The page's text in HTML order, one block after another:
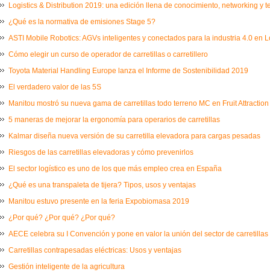
Logistics & Distribution 2019: una edición llena de conocimiento, networking y
¿Qué es la normativa de emisiones Stage 5?
ASTI Mobile Robotics: AGVs inteligentes y conectados para la industria 4.0 en
Cómo elegir un curso de operador de carretillas o carretillero
Toyota Material Handling Europe lanza el Informe de Sostenibilidad 2019
El verdadero valor de las 5S
Manitou mostró su nueva gama de carretillas todo terreno MC en Fruit Attraction
5 maneras de mejorar la ergonomía para operarios de carretillas
Kalmar diseña nueva versión de su carretilla elevadora para cargas pesadas
Riesgos de las carretillas elevadoras y cómo prevenirlos
El sector logístico es uno de los que más empleo crea en España
¿Qué es una transpaleta de tijera? Tipos, usos y ventajas
Manitou estuvo presente en la feria Expobiomasa 2019
¿Por qué? ¿Por qué? ¿Por qué?
AECE celebra su I Convención y pone en valor la unión del sector de carretillas
Carretillas contrapesadas eléctricas: Usos y ventajas
Gestión inteligente de la agricultura